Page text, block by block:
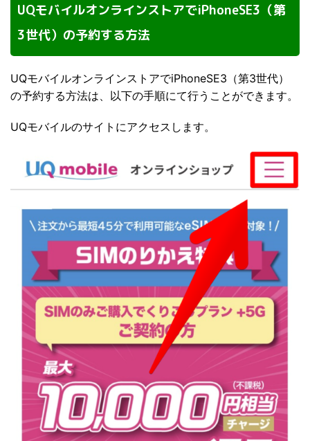
UQモバイルオンラインストアでiPhoneSE3（第
3世代）の予約する方法
UQモバイルオンラインストアでiPhoneSE3（第3世代）
の予約する方法は、以下の手順にて行うことができます。
UQモバイルのサイトにアクセスします。